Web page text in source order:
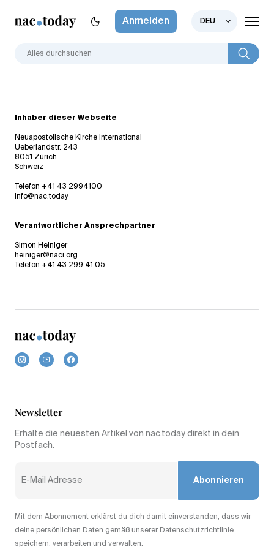
Anmelden DEU
Inhaber dieser Webseite
Neuapostolische Kirche International
Ueberlandstr. 243
8051 Zürich
Schweiz
Telefon +41 43 2994100
info@nac.today
Verantwortlicher Ansprechpartner
Simon Heiniger
heiniger@naci.org
Telefon +41 43 299 41 05
Newsletter
Erhalte die neuesten Artikel von nac.today direkt in dein
Postfach.
Abonnieren
Mit dem Abonnement erklärst du dich damit einverstanden, dass wir
deine persönlichen Daten gemäß unserer Datenschutzrichtlinie
speichern, verarbeiten und verwalten.